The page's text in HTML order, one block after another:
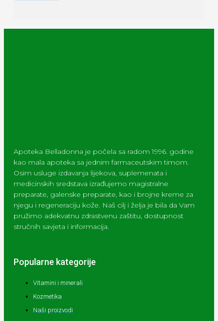
Apoteka Belladonna je počela sa radom 1996. godine
kao mala apoteka sa jednim farmaceutskim timom.
Osim usluge izdavanja lijekova, suplemenata i
medicinskih sredstava izrađujemo magistralne
preparate, galenske preparate, kao i brojne kreme za
njegu i regeneraciju kože. Naš cilj i želja je bila da Vam
pružimo adekvatnu zdrastvenu zaštitu, dostupnost
stručnih savjeta i informacija.
Popularne kategorije
Vitamini i minerali
Kozmetika
Naši proizvodi